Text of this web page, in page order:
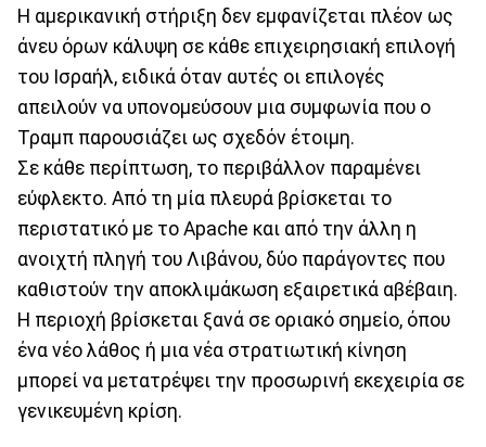
Η αμερικανική στήριξη δεν εμφανίζεται πλέον ως
άνευ όρων κάλυψη σε κάθε επιχειρησιακή επιλογή
του Ισραήλ, ειδικά όταν αυτές οι επιλογές
απειλούν να υπονομεύσουν μια συμφωνία που ο
Τραμπ παρουσιάζει ως σχεδόν έτοιμη.
Σε κάθε περίπτωση, το περιβάλλον παραμένει
εύφλεκτο. Από τη μία πλευρά βρίσκεται το
περιστατικό με το Apache και από την άλλη η
ανοιχτή πληγή του Λιβάνου, δύο παράγοντες που
καθιστούν την αποκλιμάκωση εξαιρετικά αβέβαιη.
Η περιοχή βρίσκεται ξανά σε οριακό σημείο, όπου
ένα νέο λάθος ή μια νέα στρατιωτική κίνηση
μπορεί να μετατρέψει την προσωρινή εκεχειρία σε
γενικευμένη κρίση.